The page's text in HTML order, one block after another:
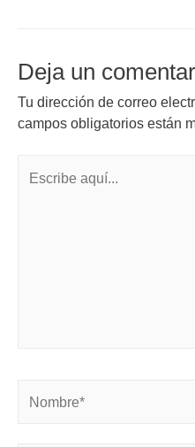
Deja un
Tu dirección de correo
campos obligatorios están